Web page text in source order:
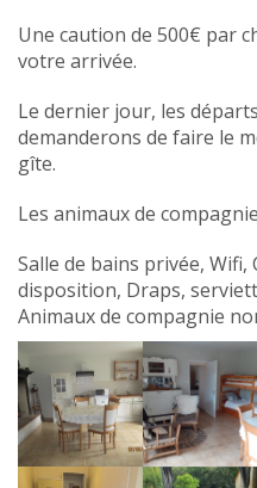
Une caution de 500€ par
votre arrivée.
Le dernier jour, les
demanderons de faire le
gîte.
Les animaux de
Salle de bains privée,
disposition, Draps,
Animaux de compagnie